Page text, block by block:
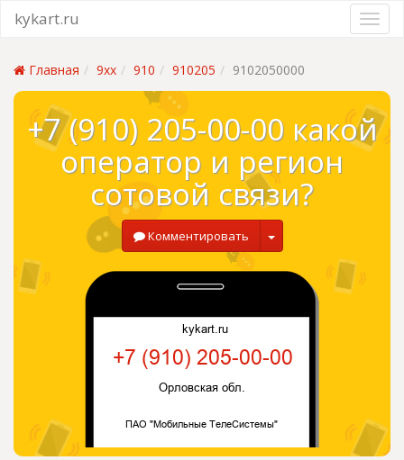
kykart.ru
Главная 9xx 910 910205 9102050000
+7 (910) 205-00-00 какой
оператор и регион
сотовой связи?
Комментировать